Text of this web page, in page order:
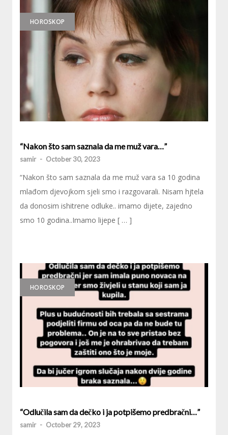
HOROSKOP
“Nakon što sam saznala da me muž vara…”
samir - October 30, 2023
“Nakon što sam saznala da me muž vara sa 10 godina
mlađom djevojkom sjeli smo i razgovarali. Nisam hjtela
da donosim ishitrene odluke.. imamo dijete, zajedno
smo 10 godina..Imamo lijepe [ … ]
HOROSKOP
“Odlučila sam da dečko i ja potpišemo predbračni…”
samir - October 29, 2023